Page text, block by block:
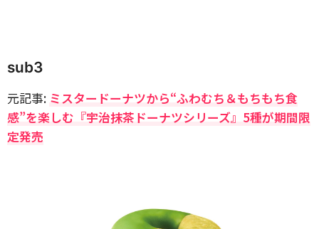
sub3
元記事: ミスタードーナツから“ふわむち＆もちもち食
感”を楽しむ『宇治抹茶ドーナツシリーズ』5種が期間限
定発売